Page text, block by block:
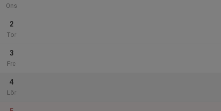
Ons
2
Tor
3
Fre
4
Lör